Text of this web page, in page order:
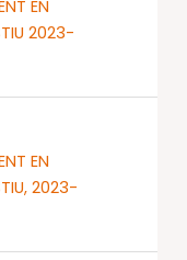
EN
2023-
EN
2023-